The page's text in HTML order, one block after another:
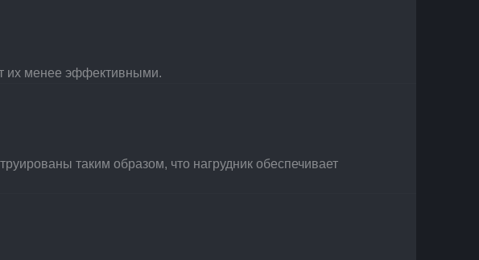
их менее эффективными.
таким образом, что нагрудник обеспечивает